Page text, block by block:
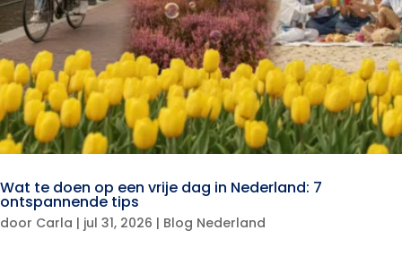
Wat te doen op een vrije dag in Nederland: 7
ontspannende tips
door Carla | jul 31, 2026 | Blog Nederland